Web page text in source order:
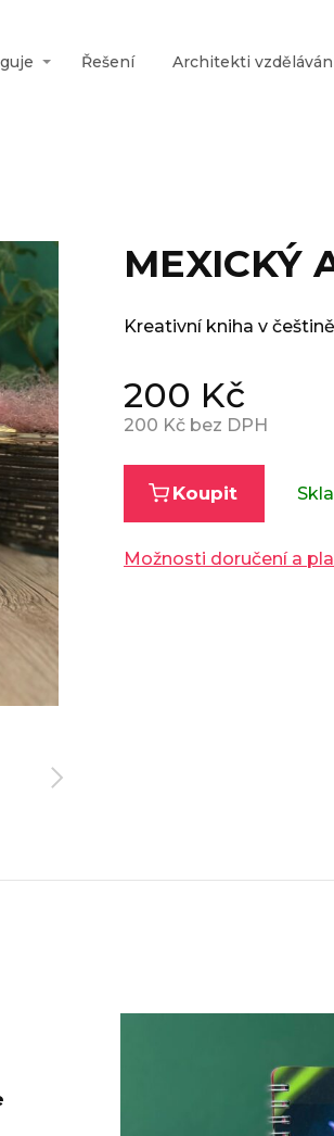
Řešení Architekti
MEXICKÝ
Kreativní kniha v češtině
200 Kč
200 Kč bez DPH
Koupit
Možnosti doručení a